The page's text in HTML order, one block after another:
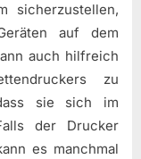
sicherzustellen,
auf dem
auch hilfreich
zu
sie sich im
der Drucker
es manchmal